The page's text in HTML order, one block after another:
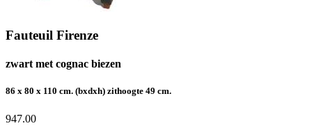
Fauteuil Firenze
zwart met cognac biezen
86 x 80 x 110 cm. (bxdxh) zithoogte 49 cm.
947.00